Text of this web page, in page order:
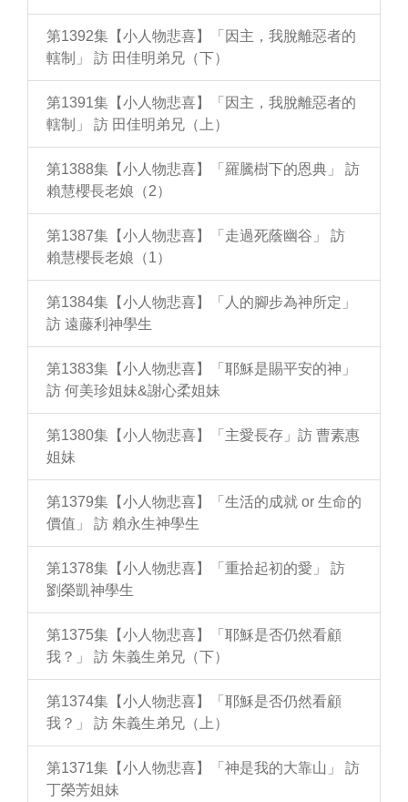
第1392集【小人物悲喜】「因主，我脫離惡者的
轄制」 訪 田佳明弟兄（下）
第1391集【小人物悲喜】「因主，我脫離惡者的
轄制」 訪 田佳明弟兄（上）
第1388集【小人物悲喜】「羅騰樹下的恩典」 訪
賴慧櫻長老娘（2）
第1387集【小人物悲喜】「走過死蔭幽谷」 訪
賴慧櫻長老娘（1）
第1384集【小人物悲喜】「人的腳步為神所定」
訪 遠藤利神學生
第1383集【小人物悲喜】「耶穌是賜平安的神」
訪 何美珍姐妹&謝心柔姐妹
第1380集【小人物悲喜】「主愛長存」訪 曹素惠
姐妹
第1379集【小人物悲喜】「生活的成就 or 生命的
價值」 訪 賴永生神學生
第1378集【小人物悲喜】「重拾起初的愛」 訪
劉榮凱神學生
第1375集【小人物悲喜】「耶穌是否仍然看顧
我？」 訪 朱義生弟兄（下）
第1374集【小人物悲喜】「耶穌是否仍然看顧
我？」 訪 朱義生弟兄（上）
第1371集【小人物悲喜】「神是我的大靠山」 訪
丁榮芳姐妹